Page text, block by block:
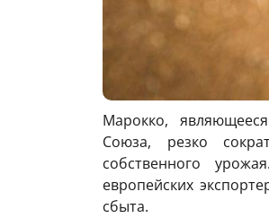
Марокко,
Союза, резко
собственного
европейских
сбыта.